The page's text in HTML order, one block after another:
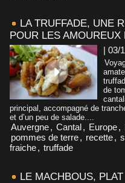
LA TRUFFADE, UNE
POUR LES AMOUREUX
| 03/
de
principal, accompagné de
et d’un peu de salade....
Auvergne, Cantal, Europe,
pommes de terre, recette,
fraiche, truffade
LE MACHBOUS,